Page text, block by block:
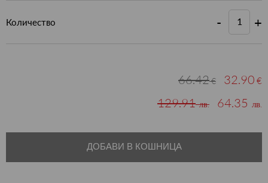
Количество - +
66.42€ 32.90 €
129.91лв. 64.35 лв.
ДОБАВИ В КОШНИЦА